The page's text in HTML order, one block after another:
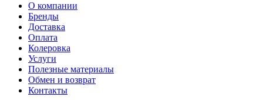
О компании
Бренды
Доставка
Оплата
Колеровка
Услуги
Полезные материалы
Обмен и возврат
Контакты